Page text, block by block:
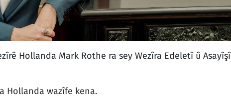
Hollanda Mark Rothe ra sey Wezîra Edeletî û Asayîşî
Hollanda wazîfe kena.